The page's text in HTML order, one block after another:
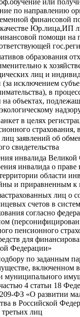
или
по направлению
финансовой
качестве Юр.лица,ИП
помощи на
образования
к
лиц и
исключением
в
на объектах,
в целях
лиц заявлений об
свидетельства
инвалида Великой
инвалида о праве
области
и приравненным
лиц о
счетов в
согласно
пенсионного
для
Федерации»
по заданным
включенном
муниципального
4 статьи 18
ФЗ «О развитии
в Российской
лиц